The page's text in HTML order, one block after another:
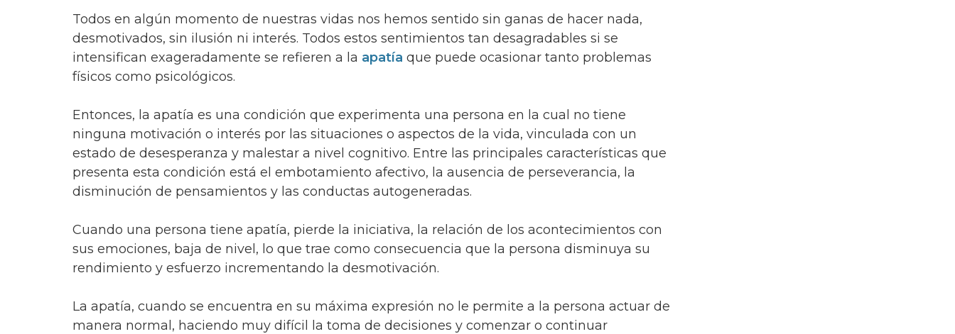
Todos en algún momento de nuestras vidas nos hemos sentido sin ganas de hacer nada,
desmotivados, sin ilusión ni interés. Todos estos sentimientos tan desagradables si se
intensifican exageradamente se refieren a la apatía que puede ocasionar tanto problemas
físicos como psicológicos.
Entonces, la apatía es una condición que experimenta una persona en la cual no tiene
ninguna motivación o interés por las situaciones o aspectos de la vida, vinculada con un
estado de desesperanza y malestar a nivel cognitivo. Entre las principales características que
presenta esta condición está el embotamiento afectivo, la ausencia de perseverancia, la
disminución de pensamientos y las conductas autogeneradas.
Cuando una persona tiene apatía, pierde la iniciativa, la relación de los acontecimientos con
sus emociones, baja de nivel, lo que trae como consecuencia que la persona disminuya su
rendimiento y esfuerzo incrementando la desmotivación.
La apatía, cuando se encuentra en su máxima expresión no le permite a la persona actuar de
manera normal, haciendo muy difícil la toma de decisiones y comenzar o continuar